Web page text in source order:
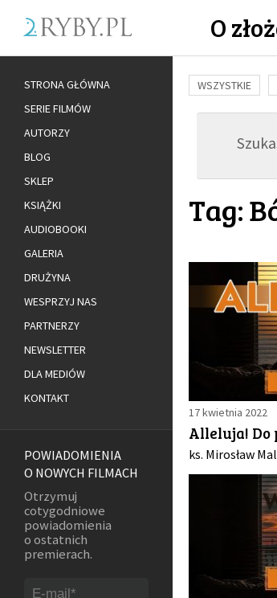
O
WSZYSTKIE
BUDOWANIE
ADOPCJA
Tag:
17 kwietnia 2022
Alleluja! Do
ks. Mirosław
STRONA GŁÓWNA
SERIE FILMÓW
AUTORZY
BLOG
SKLEP
KSIĄŻKI
AUDIOBOOKI
GALERIA
DRUŻYNA
WESPRZYJ NAS
PARTNERZY
NEWSLETTER
DLA MEDIÓW
KONTAKT
POWIADOMIENIA
O NOWYCH FILMACH
Otrzymuj
cotygodniowe
powiadomienia
o ostatnich
premierach.